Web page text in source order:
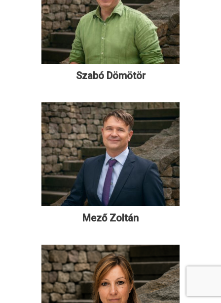
Szabó Dömötör
Mező Zoltán